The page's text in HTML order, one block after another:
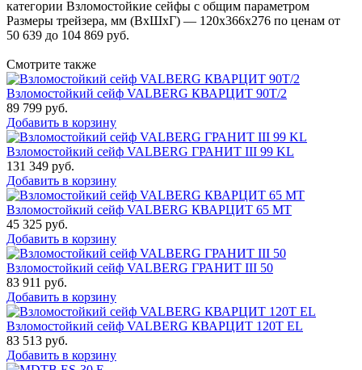
категории Взломостойкие сейфы с общим параметром
Размеры трейзера, мм (ВхШхГ) — 120x366x276 по ценам от
50 639 до 104 869 руб.
Смотрите также
Взломостойкий сейф VALBERG КВАРЦИТ 90Т/2
89 799 руб.
Добавить в корзину
Взломостойкий сейф VALBERG ГРАНИТ III 99 KL
131 349 руб.
Добавить в корзину
Взломостойкий сейф VALBERG КВАРЦИТ 65 МТ
45 325 руб.
Добавить в корзину
Взломостойкий сейф VALBERG ГРАНИТ III 50
83 911 руб.
Добавить в корзину
Взломостойкий сейф VALBERG КВАРЦИТ 120Т EL
83 513 руб.
Добавить в корзину